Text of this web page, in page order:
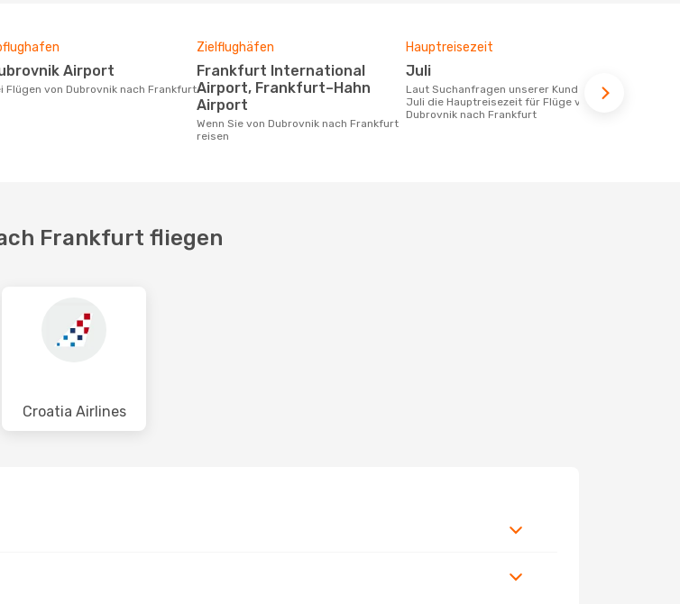
Airport
Flügen von Dubrovnik nach Frankfurt
Zielflughäfen
Frankfurt International
Airport, Frankfurt–Hahn
Airport
Wenn Sie von Dubrovnik nach Frankfurt
reisen
Hauptreisezeit
Juli
Laut Suchanfragen unserer Kunden ist
Juli die Hauptreisezeit für Flüge von
Dubrovnik nach Frankfurt
Frankfurt fliegen
Croatia Airlines